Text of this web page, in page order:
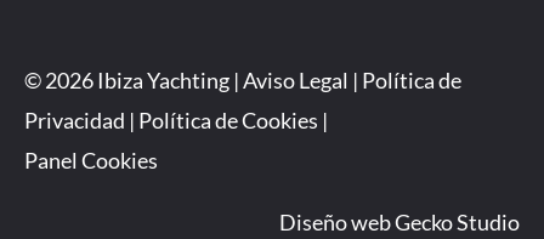
© 2026 Ibiza Yachting |Aviso Legal | Política de
Privacidad | Política de Cookies |
Panel Cookies
Diseño webGecko Studio